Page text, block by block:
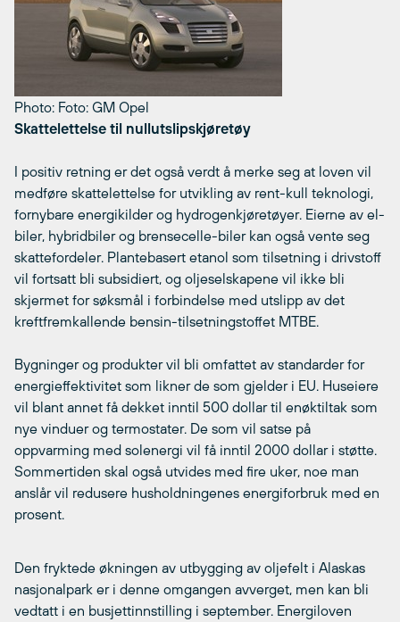
Photo: Foto: GM Opel
Skattelettelse til nullutslipskjøretøy
I positiv retning er det også verdt å merke seg at loven vil
medføre skattelettelse for utvikling av rent-kull teknologi,
fornybare energikilder og hydrogenkjøretøyer. Eierne av el-
biler, hybridbiler og brensecelle-biler kan også vente seg
skattefordeler. Plantebasert etanol som tilsetning i drivstoff
vil fortsatt bli subsidiert, og oljeselskapene vil ikke bli
skjermet for søksmål i forbindelse med utslipp av det
kreftfremkallende bensin-tilsetningstoffet MTBE.
Bygninger og produkter vil bli omfattet av standarder for
energieffektivitet som likner de som gjelder i EU. Huseiere
vil blant annet få dekket inntil 500 dollar til enøktiltak som
nye vinduer og termostater. De som vil satse på
oppvarming med solenergi vil få inntil 2000 dollar i støtte.
Sommertiden skal også utvides med fire uker, noe man
anslår vil redusere husholdningenes energiforbruk med en
prosent.
Den fryktede økningen av utbygging av oljefelt i Alaskas
nasjonalpark er i denne omgangen avverget, men kan bli
vedtatt i en busjettinnstilling i september. Energiloven